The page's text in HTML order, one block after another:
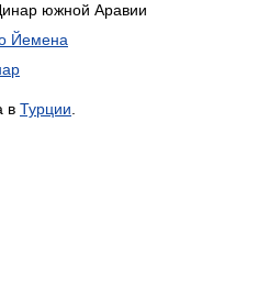
южной Аравии
Йемена
в Турции